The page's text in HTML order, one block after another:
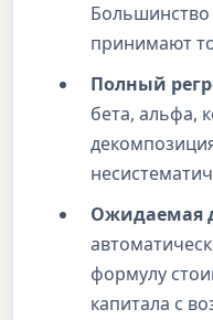
Большинство
принимают
Полный
бета, альфа,
Ожидаемая
формулу
капитала с